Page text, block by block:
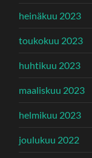
heinäkuu 2023
toukokuu 2023
huhtikuu 2023
maaliskuu 2023
helmikuu 2023
joulukuu 2022